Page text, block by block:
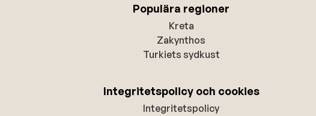
Populära regioner
Kreta
Zakynthos
Turkiets sydkust
Integritetspolicy och cookies
Integritetspolicy